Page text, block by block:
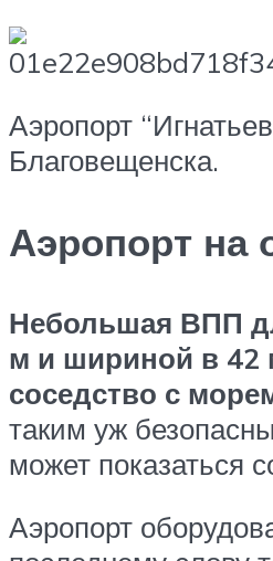
Аэропорт
Благовещенска.
Аэропорт на
Небольшая ВПП
м и шириной в 42
соседство с
таким уж
может показаться
Аэропорт